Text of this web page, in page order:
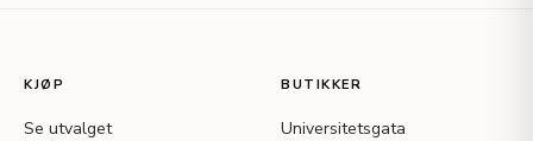
KJØP
Se utvalget
BUTIKKER
Universitetsgata